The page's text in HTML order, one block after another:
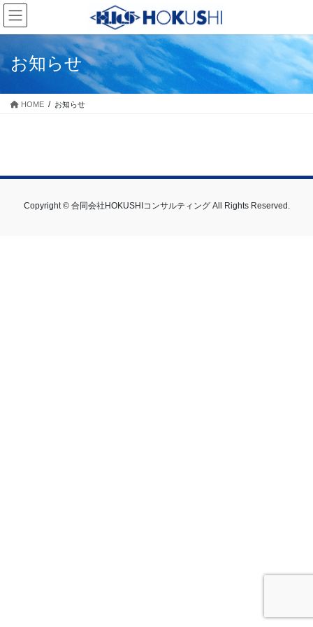
お知らせ
HOME お知らせ
Copyright © 合同会社HOKUSHIコンサルティング All Rights Reserved.